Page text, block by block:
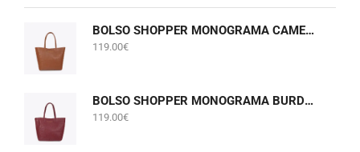
BOLSO SHOPPER MONOGRAMA CAMEL LOLA CASADEMUNT LF2604075
119.00€
BOLSO SHOPPER MONOGRAMA BURDEOS LOLA CASADEMUNT LF2604075
119.00€